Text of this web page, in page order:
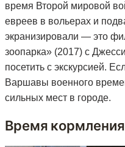
время Второй мировой
евреев в вольерах и
экранизировали — это
зоопарка» (2017) с
посетить с экскурсией.
Варшавы военного
сильных мест в городе.
Время